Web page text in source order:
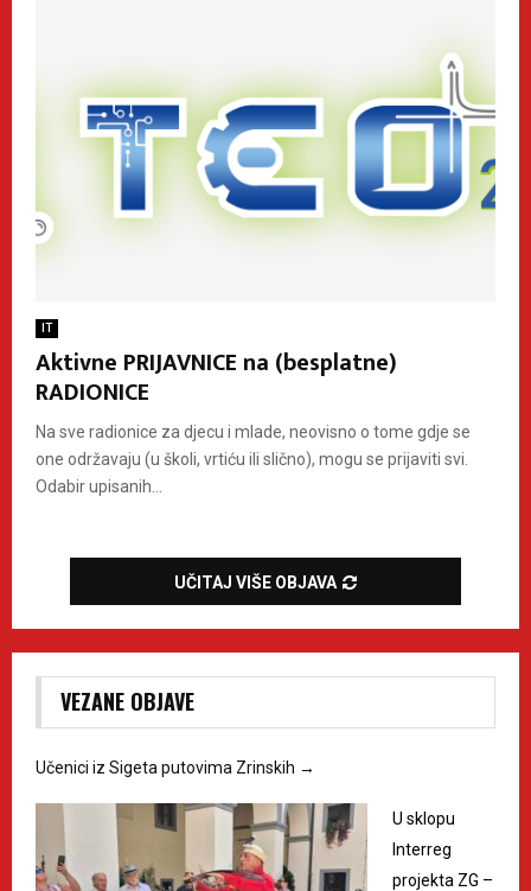
IT
Aktivne PRIJAVNICE na (besplatne)
RADIONICE
Na sve radionice za djecu i mlade, neovisno o tome gdje se
one održavaju (u školi, vrtiću ili slično), mogu se prijaviti svi.
Odabir upisanih...
UČITAJ VIŠE OBJAVA
VEZANE OBJAVE
Učenici iz Sigeta putovima Zrinskih →
U sklopu
Interreg
projekta ZG –